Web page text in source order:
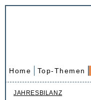
Home Top-Themen
JAHRESBILANZ